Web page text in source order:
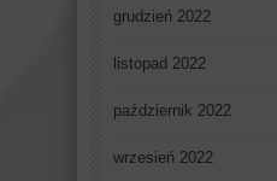
grudzień 2022
listopad 2022
październik 2022
wrzesień 2022